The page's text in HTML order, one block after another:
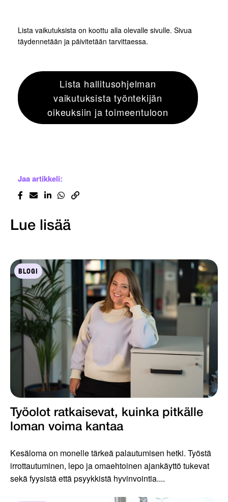
Lista vaikutuksista on koottu alla olevalle sivulle. Sivua
täydennetään ja päivitetään tarvittaessa.
Lista hallitusohjelman
vaikutuksista työntekijän
oikeuksiin ja toimeentuloon
Jaa artikkeli:
Lue lisää
BLOGI
Työolot ratkaisevat, kuinka pitkälle
loman voima kantaa
Kesäloma on monelle tärkeä palautumisen hetki. Työstä
irrottautuminen, lepo ja omaehtoinen ajankäyttö tukevat
sekä fyysistä että psyykkistä hyvinvointia....